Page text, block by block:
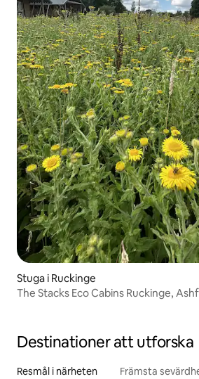
Stuga i Ruckinge
The Stacks Eco Cabins Ruckinge,
Destinationer att utforska
Resmål i närheten Främsta